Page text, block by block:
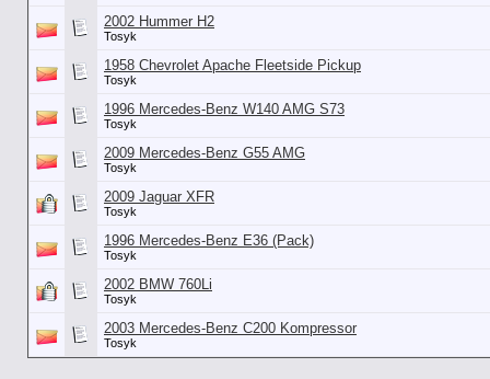
2002 Hummer H2
Tosyk
1958 Chevrolet Apache Fleetside Pickup
Tosyk
1996 Mercedes-Benz W140 AMG S73
Tosyk
2009 Mercedes-Benz G55 AMG
Tosyk
2009 Jaguar XFR
Tosyk
1996 Mercedes-Benz E36 (Pack)
Tosyk
2002 BMW 760Li
Tosyk
2003 Mercedes-Benz C200 Kompressor
Tosyk